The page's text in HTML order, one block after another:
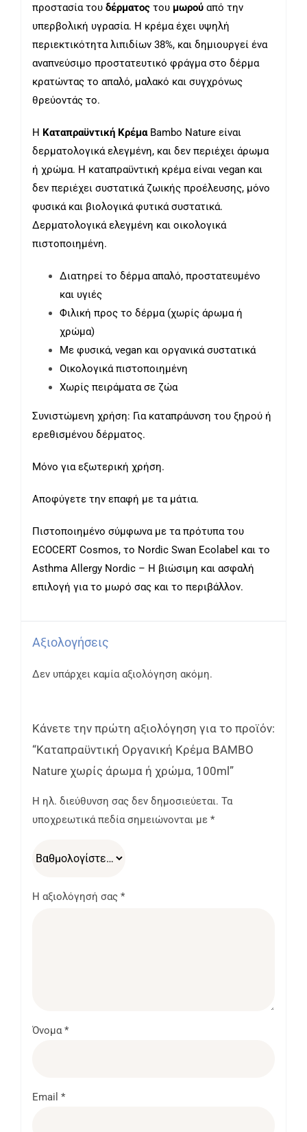
προστασία τουδέρματοςτου μωρούαπό την
υπερβολική υγρασία. Η κρέμα έχει υψηλή
περιεκτικότητα λιπιδίων 38%, και δημιουργεί ένα
αναπνεύσιμο προστατευτικό φράγμα στο δέρμα
κρατώντας το απαλό, μαλακό και συγχρόνως
θρεύοντάς το.
Η Καταπραϋντική Κρέμα Bambo Nature είναι
δερματολογικά ελεγμένη, και δεν περιέχει άρωμα
ή χρώμα. Η καταπραϋντική κρέμα είναι vegan και
δεν περιέχει συστατικά ζωικής προέλευσης, μόνο
φυσικά και βιολογικά φυτικά συστατικά.
Δερματολογικά ελεγμένη και οικολογικά
πιστοποιημένη.
Διατηρεί το δέρμα απαλό, προστατευμένο
και υγιές
Φιλική προς το δέρμα (χωρίς άρωμα ή
χρώμα)
Με φυσικά, vegan και οργανικά συστατικά
Οικολογικά πιστοποιημένη
Χωρίς πειράματα σε ζώα
Συνιστώμενη χρήση: Για καταπράυνση του ξηρού ή
ερεθισμένου δέρματος.
Μόνο για εξωτερική χρήση.
Αποφύγετε την επαφή με τα μάτια.
Πιστοποιημένο σύμφωνα με τα πρότυπα του
ECOCERT Cosmos, το Nordic Swan Ecolabel και το
Asthma Allergy Nordic – Η βιώσιμη και ασφαλή
επιλογή για το μωρό σας και το περιβάλλον.
Αξιολογήσεις
Δεν υπάρχει καμία αξιολόγηση ακόμη.
Κάνετε την πρώτη αξιολόγηση για το προϊόν:
“Καταπραϋντική Οργανική Κρέμα BAMBO
Nature χωρίς άρωμα ή χρώμα, 100ml”
Η ηλ. διεύθυνση σας δεν δημοσιεύεται. Τα
υποχρεωτικά πεδία σημειώνονται με *
Η αξιολόγησή σας *
Όνομα*
Email *